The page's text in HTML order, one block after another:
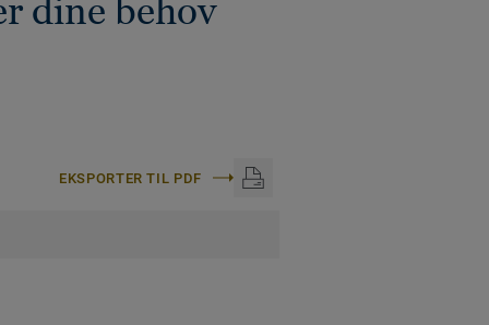
dine behov
EKSPORTER TIL PDF